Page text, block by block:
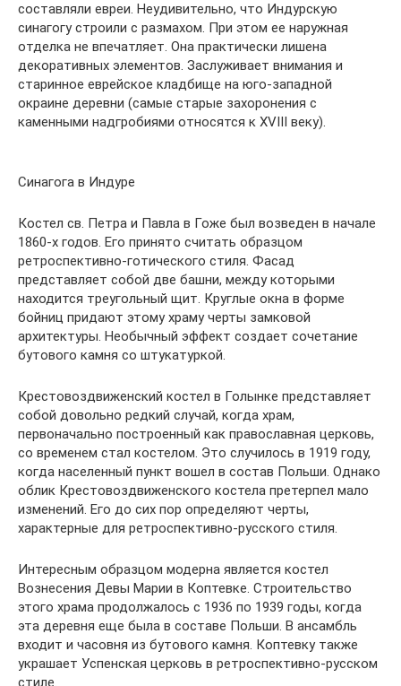
составляли евреи. Неудивительно, что Индурскую
синагогу строили с размахом. При этом ее наружная
отделка не впечатляет. Она практически лишена
декоративных элементов. Заслуживает внимания и
старинное еврейское кладбище на юго-западной
окраине деревни (самые старые захоронения с
каменными надгробиями относятся к XVIII веку).
Синагога в Индуре
Костел св. Петра и Павла в Гоже был возведен в начале
1860-х годов. Его принято считать образцом
ретроспективно-готического стиля. Фасад
представляет собой две башни, между которыми
находится треугольный щит. Круглые окна в форме
бойниц придают этому храму черты замковой
архитектуры. Необычный эффект создает сочетание
бутового камня со штукатуркой.
Крестовоздвиженский костел в Голынке представляет
собой довольно редкий случай, когда храм,
первоначально построенный как православная церковь,
со временем стал костелом. Это случилось в 1919 году,
когда населенный пункт вошел в состав Польши. Однако
облик Крестовоздвиженского костела претерпел мало
изменений. Его до сих пор определяют черты,
характерные для ретроспективно-русского стиля.
Интересным образцом модерна является костел
Вознесения Девы Марии в Коптевке. Строительство
этого храма продолжалось с 1936 по 1939 годы, когда
эта деревня еще была в составе Польши. В ансамбль
входит и часовня из бутового камня. Коптевку также
украшает Успенская церковь в ретроспективно-русском
стиле.